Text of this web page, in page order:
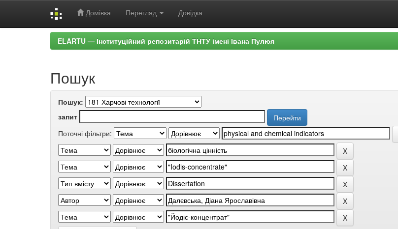
Домівка Перегляд Довідка
ELARTU — Інституційний репозитарій ТНТУ імені Івана Пулюя
Пошук
Пошук:
запит
Поточні фільтри: